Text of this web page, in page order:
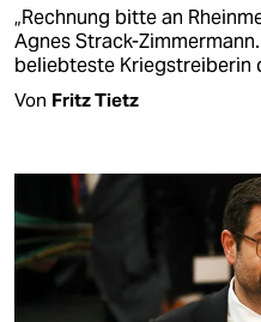
„Rechnung bitte an
Agnes Strack-
beliebteste Kriegstreiberin
Von Fritz Tietz